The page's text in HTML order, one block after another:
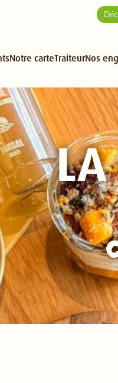
Notre carteTraiteurNos
LA